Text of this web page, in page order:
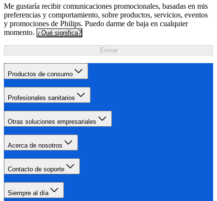
Me gustaría recibir comunicaciones promocionales, basadas en mis
preferencias y comportamiento, sobre productos, servicios, eventos
y promociones de Philips. Puedo darme de baja en cualquier
momento. ¿Qué significa?
Enviar
Productos de consumo
Profesionales sanitarios
Otras soluciones empresariales
Acerca de nosotros
Contacto de soporte
Siempre al día